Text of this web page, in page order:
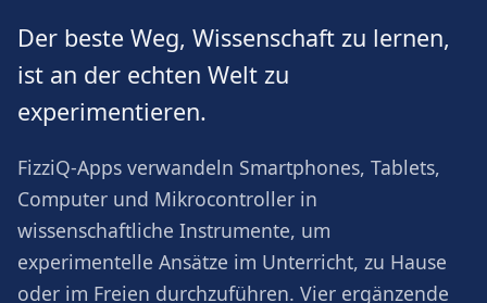
Der beste Weg, Wissenschaft zu lernen,
ist an der echten Welt zu
experimentieren.
FizziQ-Apps verwandeln Smartphones, Tablets,
Computer und Mikrocontroller in
wissenschaftliche Instrumente, um
experimentelle Ansätze im Unterricht, zu Hause
oder im Freien durchzuführen. Vier ergänzende